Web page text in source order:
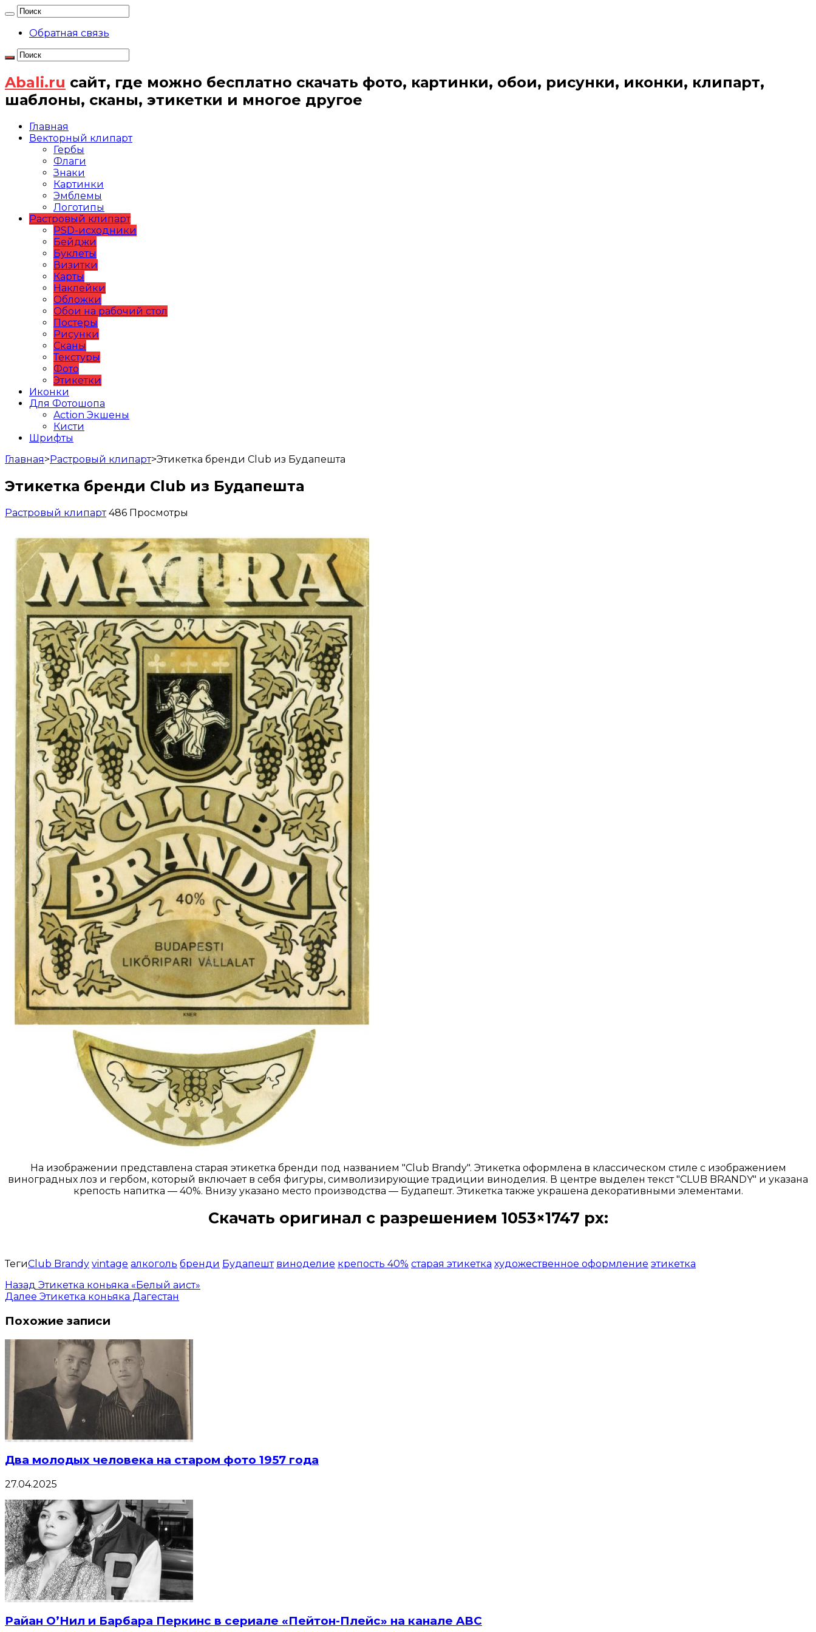
Обратная связь
Abali.ru сайт, где можно бесплатно скачать фото, картинки, обои, рисунки, иконки, клипарт,
шаблоны, сканы, этикетки и многое другое
Главная
Векторный клипарт
Гербы
Флаги
Знаки
Картинки
Эмблемы
Логотипы
Растровый клипарт
PSD-исходники
Бейджи
Буклеты
Визитки
Карты
Наклейки
Обложки
Обои на рабочий стол
Постеры
Рисунки
Сканы
Текстуры
Фото
Этикетки
Иконки
Для Фотошопа
Action Экшены
Кисти
Шрифты
Главная>Растровый клипарт>Этикетка бренди Club из Будапешта
Этикетка бренди Club из Будапешта
Растровый клипарт 486 Просмотры
На изображении представлена старая этикетка бренди под названием "Club Brandy". Этикетка оформлена в классическом стиле с изображением
виноградных лоз и гербом, который включает в себя фигуры, символизирующие традиции виноделия. В центре выделен текст "CLUB BRANDY" и указана
крепость напитка — 40%. Внизу указано место производства — Будапешт. Этикетка также украшена декоративными элементами.
Скачать оригинал с разрешением 1053×1747 px:
ТегиClub Brandy vintage алкоголь бренди Будапешт виноделие крепость 40% старая этикетка художественное оформление этикетка
Назад Этикетка коньяка «Белый аист»
Далее Этикетка коньяка Дагестан
Похожие записи
Два молодых человека на старом фото 1957 года
27.04.2025
Райан О’Нил и Барбара Перкинс в сериале «Пейтон-Плейс» на канале ABC